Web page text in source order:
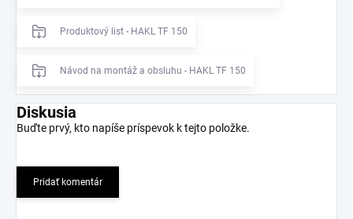
Produktový list - HAKL TF 150
Návod na montáž a obsluhu - HAKL TF 150
Diskusia
Buďte prvý, kto napíše príspevok k tejto položke.
Pridať komentár